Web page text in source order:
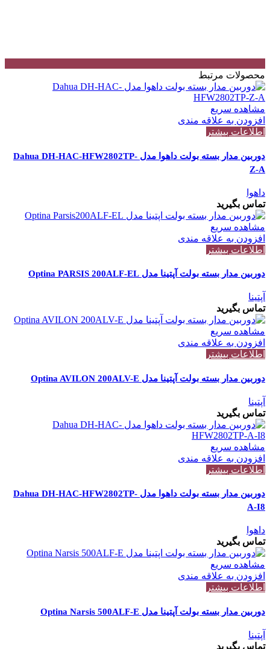
محصولات مرتبط
مشاهده سریع
افزودن به علاقه مندی
اطلاعات بیشتر
دوربین مدار بسته بولت داهوا مدل Dahua DH-HAC-HFW2802TP-
Z-A
داهوا
تماس بگیرید
مشاهده سریع
افزودن به علاقه مندی
اطلاعات بیشتر
دوربین مدار بسته بولت آپتینا مدل Optina PARSIS 200ALF-EL
آپتینا
تماس بگیرید
مشاهده سریع
افزودن به علاقه مندی
اطلاعات بیشتر
دوربین مدار بسته بولت آپتینا مدل Optina AVILON 200ALV-E
آپتینا
تماس بگیرید
مشاهده سریع
افزودن به علاقه مندی
اطلاعات بیشتر
دوربین مدار بسته بولت داهوا مدل Dahua DH-HAC-HFW2802TP-
A-I8
داهوا
تماس بگیرید
مشاهده سریع
افزودن به علاقه مندی
اطلاعات بیشتر
دوربین مدار بسته بولت آپتینا مدل Optina Narsis 500ALF-E
آپتینا
تماس بگیرید